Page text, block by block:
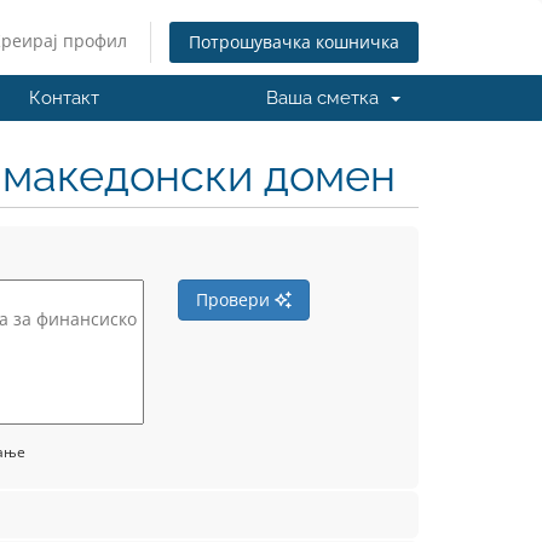
профил Потрошувачка кошничка
Контакт Ваша сметка
македонски домен
Провери